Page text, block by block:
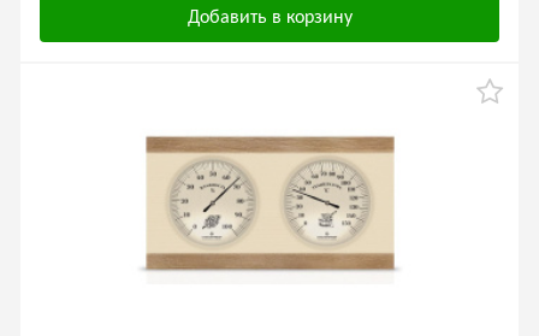
Добавить в корзину